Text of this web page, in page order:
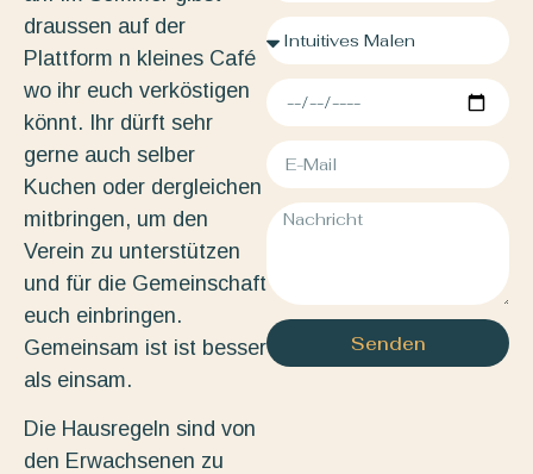
draussen auf der
Plattform n kleines Café
wo ihr euch verköstigen
könnt. Ihr dürft sehr
gerne auch selber
Kuchen oder dergleichen
mitbringen, um den
Verein zu unterstützen
und für die Gemeinschaft
euch einbringen.
Gemeinsam ist ist besser
als einsam.
Die Hausregeln sind von
den Erwachsenen zu
Senden